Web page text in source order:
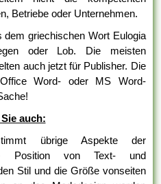
Betriebe oder Unternehmen.
griechischen Wort Eulogia
oder Lob. Die meisten
auch jetzt für Publisher. Die
Word- oder MS Word-
auch:
übrige Aspekte der
Position von Text- und
Stil und die Größe vonseiten